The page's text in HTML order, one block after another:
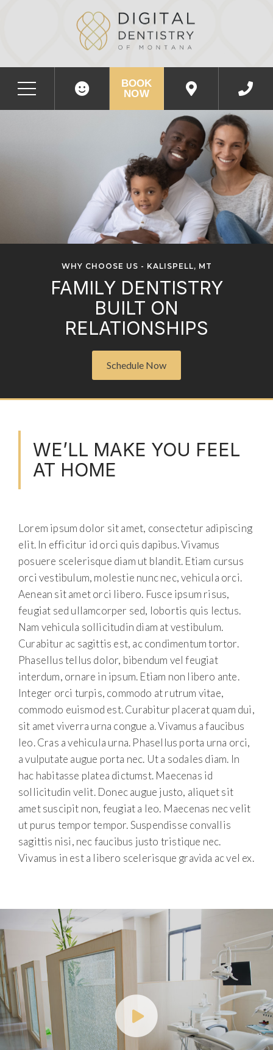
BOOK
NOW
WHY CHOOSE US - KALISPELL, MT
FAMILY DENTISTRY
BUILT ON
RELATIONSHIPS
Schedule Now
WE’LL MAKE YOU FEEL
AT HOME
Lorem ipsum dolor sit amet, consectetur adipiscing
elit. In efficitur id orci quis dapibus. Vivamus
posuere scelerisque diam ut blandit. Etiam cursus
orci vestibulum, molestie nunc nec, vehicula orci.
Aenean sit amet orci libero. Fusce ipsum risus,
feugiat sed ullamcorper sed, lobortis quis lectus.
Nam vehicula sollicitudin diam at vestibulum.
Curabitur ac sagittis est, ac condimentum tortor.
Phasellus tellus dolor, bibendum vel feugiat
interdum, ornare in ipsum. Etiam non libero ante.
Integer orci turpis, commodo at rutrum vitae,
commodo euismod est. Curabitur placerat quam dui,
sit amet viverra urna congue a. Vivamus a faucibus
leo. Cras a vehicula urna. Phasellus porta urna orci,
a vulputate augue porta nec. Ut a sodales diam. In
hac habitasse platea dictumst. Maecenas id
sollicitudin velit. Donec augue justo, aliquet sit
amet suscipit non, feugiat a leo. Maecenas nec velit
ut purus tempor tempor. Suspendisse convallis
sagittis nisi, nec faucibus justo tristique nec.
Vivamus in est a libero scelerisque gravida ac vel ex.